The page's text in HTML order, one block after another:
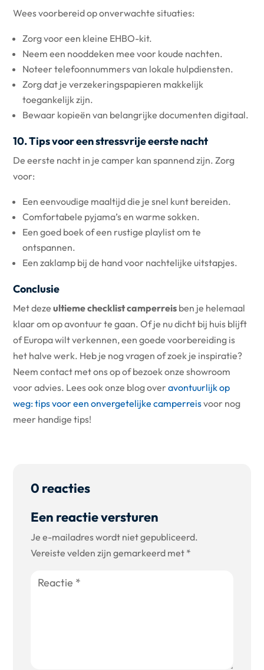
Wees voorbereid op onverwachte situaties:
Zorg voor een kleine EHBO-kit.
Neem een nooddeken mee voor koude nachten.
Noteer telefoonnummers van lokale hulpdiensten.
Zorg dat je verzekeringspapieren makkelijk
toegankelijk zijn.
Bewaar kopieën van belangrijke documenten digitaal.
10. Tips voor een stressvrije eerste nacht
De eerste nacht in je camper kan spannend zijn. Zorg
voor:
Een eenvoudige maaltijd die je snel kunt bereiden.
Comfortabele pyjama’s en warme sokken.
Een goed boek of een rustige playlist om te
ontspannen.
Een zaklamp bij de hand voor nachtelijke uitstapjes.
Conclusie
Met dezeultieme checklist camperreis ben je helemaal
klaar om op avontuur te gaan. Of je nu dicht bij huis blijft
of Europa wilt verkennen, een goede voorbereiding is
het halve werk. Heb je nog vragen of zoek je inspiratie?
Neem contact met ons op of bezoek onze showroom
voor advies. Lees ook onze blog overavontuurlijk op
weg: tips voor een onvergetelijke camperreisvoor nog
meer handige tips!
0 reacties
Een reactie versturen
Je e-mailadres wordt niet gepubliceerd.
Vereiste velden zijn gemarkeerd met *